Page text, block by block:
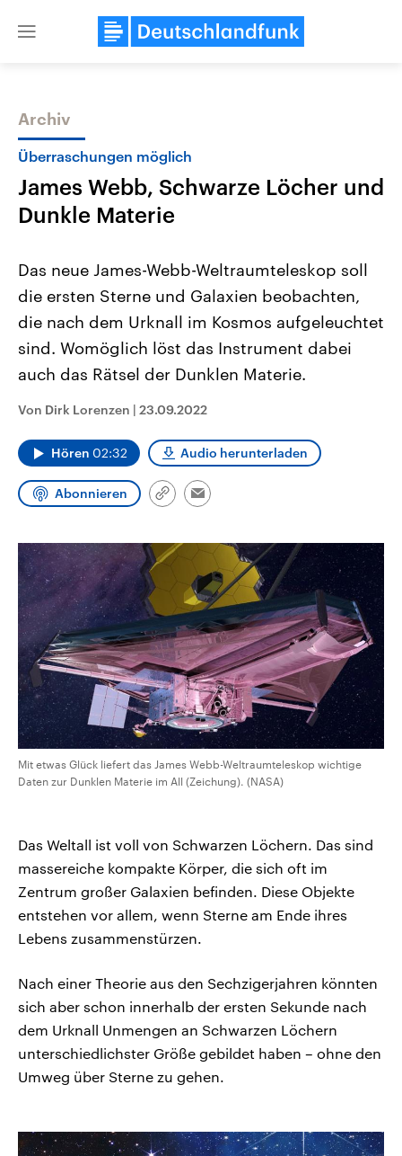
Close
Themen
Landtagswahl Sachsen-Anhalt
2026
Alle Informationen
Sachsen-Anhalt wählt am 6.
September 2026 einen neuen
Landtag. Seit 2021 wird das
CDU, SPD und FDP regiert.-
Wahlprogramme, aktuelle Berichte
und Hintergründe zu den Parteien
und Kandidaten der anstehenden
Wahl.
Aktuelle Beiträge,
Hintergründe
Wirtschaftlich und
gehören die Vereinigten
den mächtigsten Ländern
Sendungen Programm Podcasts
Audio-Archiv
Archiv
Überraschungen möglich
James Webb, Schwarze Löcher und
Dunkle Materie
Das neue James-Webb-Weltraumteleskop soll
die ersten Sterne und Galaxien beobachten,
die nach dem Urknall im Kosmos aufgeleuchtet
sind. Womöglich löst das Instrument dabei
auch das Rätsel der Dunklen Materie.
Von Dirk Lorenzen | 23.09.2022
Hören 02:32 Audio herunterladen
Abonnieren
Link
Email
Mit etwas Glück liefert das James Webb-Weltraumteleskop wichtige
Daten zur Dunklen Materie im All (Zeichung). (NASA)
Das Weltall ist voll von Schwarzen Löchern. Das sind
massereiche kompakte Körper, die sich oft im
Zentrum großer Galaxien befinden. Diese Objekte
entstehen vor allem, wenn Sterne am Ende ihres
Lebens zusammenstürzen.
Nach einer Theorie aus den Sechzigerjahren könnten
sich aber schon innerhalb der ersten Sekunde nach
dem Urknall Unmengen an Schwarzen Löchern
unterschiedlichster Größe gebildet haben – ohne den
Umweg über Sterne zu gehen.